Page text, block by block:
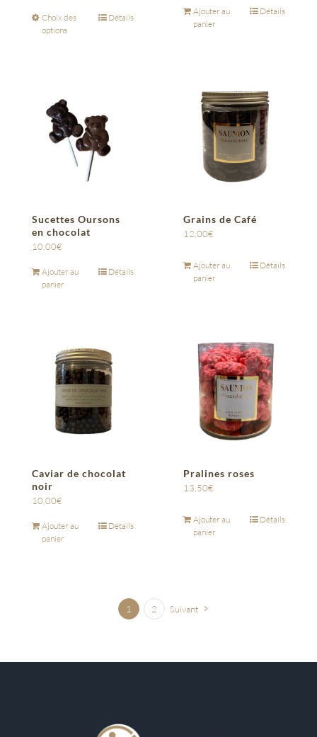
Choix des
options
Détails
Ajouter au
panier
Détails
Sucettes Oursons
en chocolat
10,00€
Ajouter au
panier
Détails
Grains de Café
12,00€
Ajouter au
panier
Détails
Caviar de chocolat
noir
10,00€
Ajouter au
panier
Détails
Pralines roses
13,50€
Ajouter au
panier
Détails
1 2 Suivant